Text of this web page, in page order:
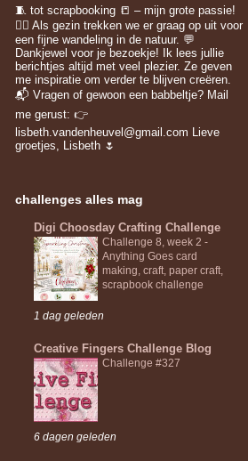
🧵 tot scrapbooking 📒 – mijn grote passie!
🚶‍♀️ Als gezin trekken we er graag op uit voor
een fijne wandeling in de natuur. 💬
Dankjewel voor je bezoekje! Ik lees jullie
berichtjes altijd met veel plezier. Ze geven
me inspiratie om verder te blijven creëren.
📬 Vragen of gewoon een babbeltje? Mail
me gerust: 👉
lisbeth.vandenheuvel@gmail.com Lieve
groetjes, Lisbeth 🌷
challenges alles mag
Digi Choosday Crafting Challenge
Challenge 8, week 2 -
Anything Goes card
making, craft, paper craft,
scrapbook challenge
1 dag geleden
Creative Fingers Challenge Blog
Challenge #327
6 dagen geleden